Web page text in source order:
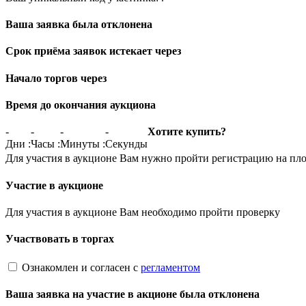
Ваша заявка была отклонена
Срок приёма заявок истекает через
Начало торгов через
Время до окончания аукциона
-
Дни :
-
Часы :
-
Минуты :
-
Секунды
Хотите купить?
Для участия в аукционе Вам нужно пройти регистрацию на
Участие в аукционе
Для участия в аукционе Вам необходимо пройти проверку
Участвовать в торгах
Ознакомлен и согласен с регламентом
Ваша заявка на участие в акционе была отклонена